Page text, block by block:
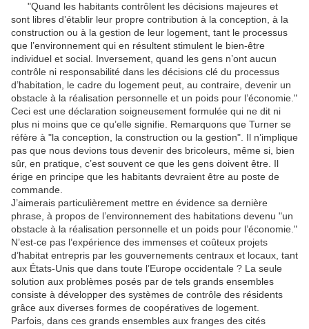
"Quand les habitants contrôlent les décisions majeures et
sont libres d’établir leur propre contribution à la conception, à la
construction ou à la gestion de leur logement, tant le processus
que l’environnement qui en résultent stimulent le bien-être
individuel et social. Inversement, quand les gens n’ont aucun
contrôle ni responsabilité dans les décisions clé du processus
d’habitation, le cadre du logement peut, au contraire, devenir un
obstacle à la réalisation personnelle et un poids pour l’économie."
Ceci est une déclaration soigneusement formulée qui ne dit ni
plus ni moins que ce qu’elle signifie. Remarquons que Turner se
réfère à "la conception, la construction ou la gestion". Il n’implique
pas que nous devions tous devenir des bricoleurs, même si, bien
sûr, en pratique, c’est souvent ce que les gens doivent être. Il
érige en principe que les habitants devraient être au poste de
commande.
J’aimerais particulièrement mettre en évidence sa dernière
phrase, à propos de l’environnement des habitations devenu "un
obstacle à la réalisation personnelle et un poids pour l’économie."
N’est-ce pas l’expérience des immenses et coûteux projets
d’habitat entrepris par les gouvernements centraux et locaux, tant
aux États-Unis que dans toute l’Europe occidentale ? La seule
solution aux problèmes posés par de tels grands ensembles
consiste à développer des systèmes de contrôle des résidents
grâce aux diverses formes de coopératives de logement.
Parfois, dans ces grands ensembles aux franges des cités